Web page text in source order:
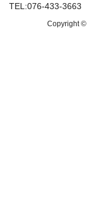
TEL:076-433-
Copyright ©